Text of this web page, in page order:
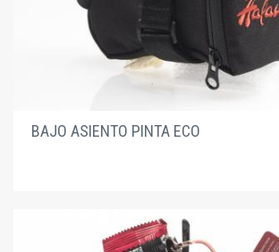
BAJO ASIENTO PINTA ECO